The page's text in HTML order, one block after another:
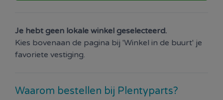
Je hebt geen lokale winkel geselecteerd.
Kies bovenaan de pagina bij 'Winkel in de buurt' je
favoriete vestiging.
Waarom bestellen bij Plentyparts?